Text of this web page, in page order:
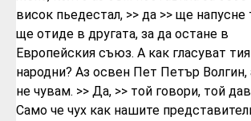
висок пьедестал, >> да >> ще напусне
ще отиде в другата, за да остане в
Европейския съюз. А как гласуват
народни? Аз освен Пет Петър Волгин,
не чувам. >> Да, >> той говори, той
Само че чух как нашите